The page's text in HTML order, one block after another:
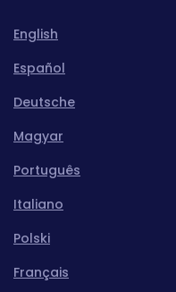
English
Español
Deutsche
Magyar
Português
Italiano
Polski
Français